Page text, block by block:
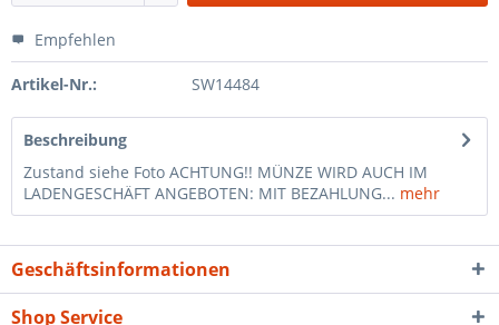
Empfehlen
Artikel-Nr.: SW14484
Beschreibung
Zustand siehe Foto ACHTUNG!! MÜNZE WIRD AUCH IM
LADENGESCHÄFT ANGEBOTEN: MIT BEZAHLUNG... mehr
Geschäftsinformationen
Shop Service